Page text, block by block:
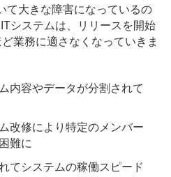
て大きな障害になっているの
システムは、リリースを開始
業務に適さなくなっていきま
内容やデータが分割されて
改修により特定のメンバー
難に
てシステムの稼働スピード